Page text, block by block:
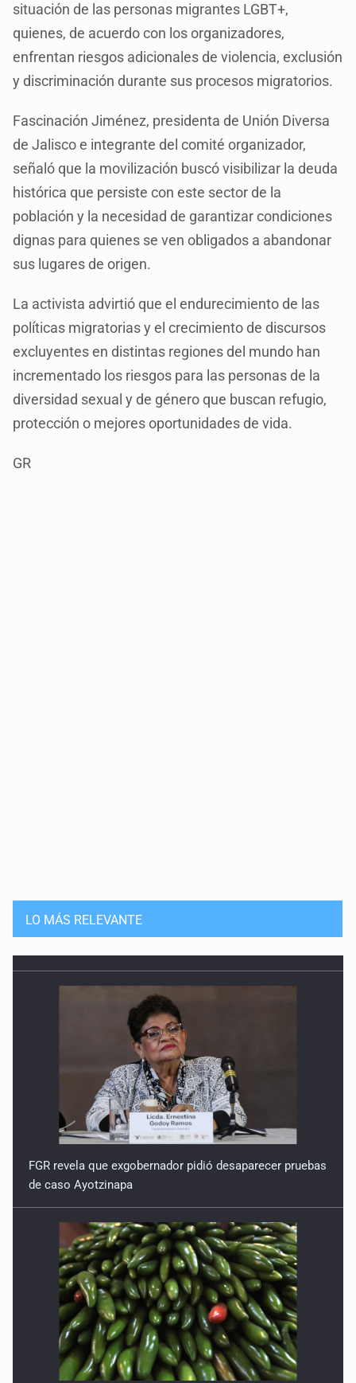
situación de las personas migrantes LGBT+,
quienes, de acuerdo con los organizadores,
enfrentan riesgos adicionales de violencia, exclusión
y discriminación durante sus procesos migratorios.
Fascinación Jiménez, presidenta de Unión Diversa
de Jalisco e integrante del comité organizador,
señaló que la movilización buscó visibilizar la deuda
histórica que persiste con este sector de la
población y la necesidad de garantizar condiciones
dignas para quienes se ven obligados a abandonar
sus lugares de origen.
La activista advirtió que el endurecimiento de las
políticas migratorias y el crecimiento de discursos
excluyentes en distintas regiones del mundo han
incrementado los riesgos para las personas de la
diversidad sexual y de género que buscan refugio,
protección o mejores oportunidades de vida.
GR
LO MÁS RELEVANTE
de caso Ayotzinapa